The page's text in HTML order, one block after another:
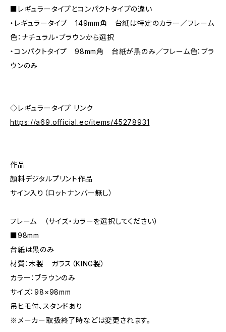
■レギュラータイプとコンパクトタイプの違い
・レギュラータイプ 149mm角 台紙は特定のカラー／フレーム
色：ナチュラル・ブラウンから選択
・コンパクトタイプ 98mm角 台紙が黒のみ／フレーム色：ブラ
ウンのみ
◇レギュラータイプ リンク
https://a69.official.ec/items/45278931
作品
顔料デジタルプリント作品
サイン入り（ロットナンバー無し）
フレーム （サイズ・カラーを選択してください）
■98mm
台紙は黒のみ
材質：木製 ガラス（KING製）
カラー：ブラウンのみ
サイズ：98×98mm
吊ヒモ付、スタンドあり
※メーカー取扱終了時などは変更されます。